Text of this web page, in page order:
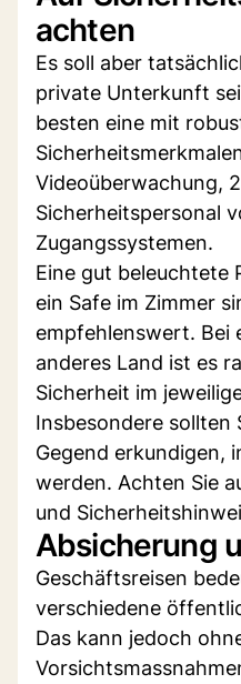
achten
Es soll aber
private Unterkunft
besten eine mit
Videoüberwachung,
Sicherheitspersonal
Zugangssystemen.
Eine gut beleuchtete
ein Safe im Zimmer
empfehlenswert. Bei
anderes Land ist es
Sicherheit im
Insbesondere sollten
Gegend erkundigen,
werden. Achten Sie
und
Absicherung
Geschäftsreisen
verschiedene
Das kann jedoch